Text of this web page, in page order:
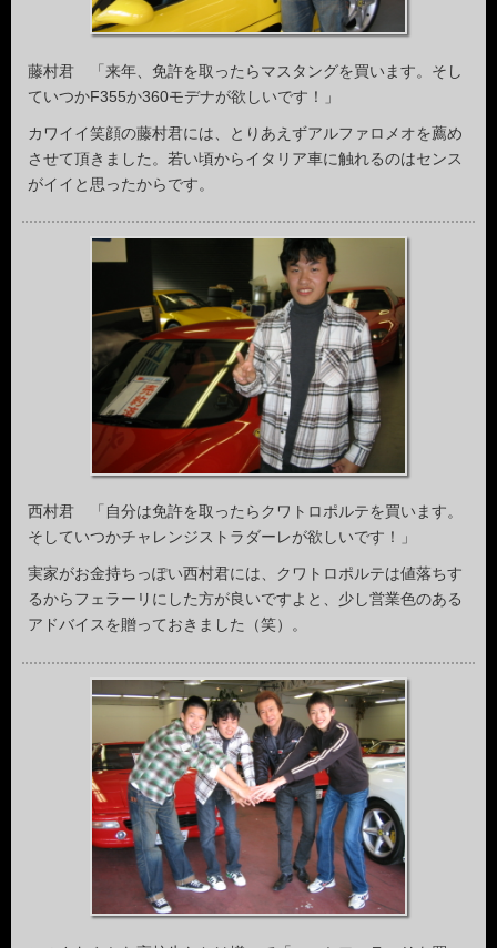
藤村君 「来年、免許を取ったらマスタングを買います。そし
ていつかF355か360モデナが欲しいです！」
カワイイ笑顔の藤村君には、とりあえずアルファロメオを薦め
させて頂きました。若い頃からイタリア車に触れるのはセンス
がイイと思ったからです。
西村君 「自分は免許を取ったらクワトロポルテを買います。
そしていつかチャレンジストラダーレが欲しいです！」
実家がお金持ちっぽい西村君には、クワトロポルテは値落ちす
るからフェラーリにした方が良いですよと、少し営業色のある
アドバイスを贈っておきました（笑）。